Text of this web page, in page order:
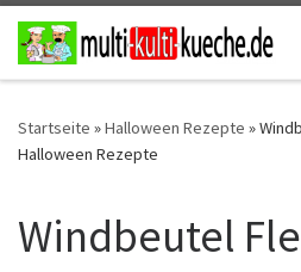
Zum Inhalt springen
Startseite »Halloween Rezepte »
Halloween Rezepte
Windbeutel